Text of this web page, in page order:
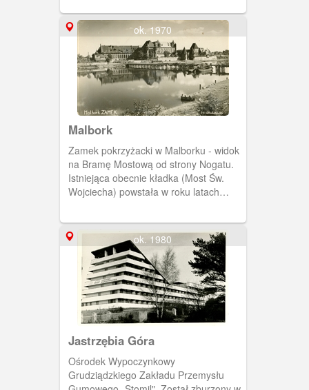
ok. 1970
Malbork
Zamek pokrzyżacki w Malborku - widok
na Bramę Mostową od strony Nogatu.
Istniejąca obecnie kładka (Most Św.
Wojciecha) powstała w roku latach
przęsło. W okresie międzywojennym
przeprawa ta była granicą między
Niemcami a Wolnym Miastem Gdańsk.
ok. 1980
Jastrzębia Góra
Ośrodek Wypoczynkowy
Grudziądzkiego Zakładu Przemysłu